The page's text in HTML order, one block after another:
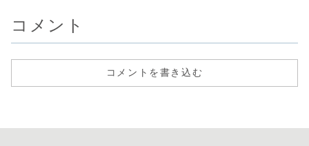
コメント
コメントを書き込む